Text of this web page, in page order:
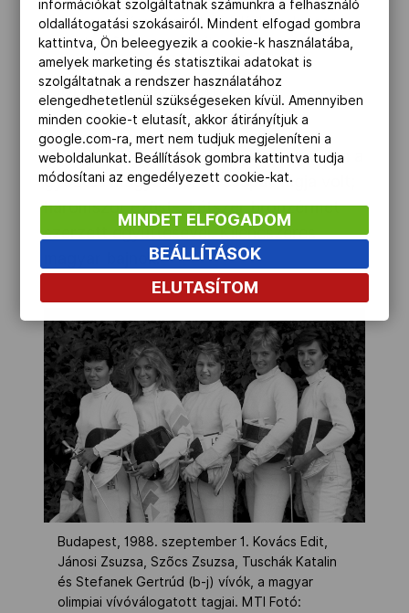
megrendezésre kerülõ Vívó Világbajnokságon
résztvevõ magyar nõi válogatott csapat. MTI
Fotó: Petrovits László
Petrovits László | MTI
1987-ben a lausanne-i világbajnokságon a
győztes magyar női tőrcsapat tagja volt;
háromszor ezüst-, kétszer bronzérmet
szerzett együttesével. Kilencszeres
magyar bajnok.
Budapest, 1988. szeptember 1. Kovács Edit,
Jánosi Zsuzsa, Szõcs Zsuzsa, Tuschák Katalin
és Stefanek Gertrúd (b-j) vívók, a magyar
olimpiai vívóválogatott tagjai. MTI Fotó:
információkat szolgáltatnak számunkra a felhasználó
oldallátogatási szokásairól. Mindent elfogad gombra
kattintva, Ön beleegyezik a cookie-k használatába,
amelyek marketing és statisztikai adatokat is
szolgáltatnak a rendszer használatához
elengedhetetlenül szükségeseken kívül. Amennyiben
minden cookie-t elutasít, akkor átirányítjuk a
google.com-ra, mert nem tudjuk megjeleníteni a
weboldalunkat. Beállítások gombra kattintva tudja
módosítani az engedélyezett cookie-kat.
MINDET ELFOGADOM
BEÁLLÍTÁSOK
ELUTASÍTOM